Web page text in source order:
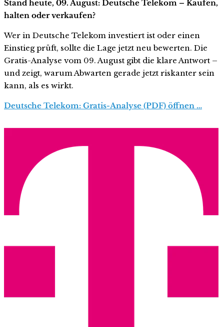
Stand heute, 09. August: Deutsche Telekom – Kaufen,
halten oder verkaufen?
Wer in Deutsche Telekom investiert ist oder einen
Einstieg prüft, sollte die Lage jetzt neu bewerten. Die
Gratis-Analyse vom 09. August gibt die klare Antwort –
und zeigt, warum Abwarten gerade jetzt riskanter sein
kann, als es wirkt.
Deutsche Telekom: Gratis-Analyse (PDF) öffnen …